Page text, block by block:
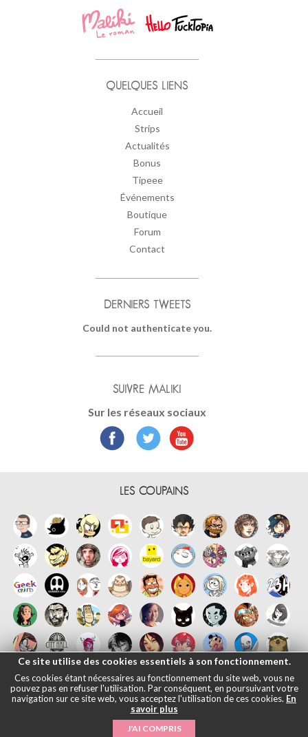
QUELQUES LIENS
Accueil
Strips
Actualités
Bonus
Tipeee
Événements
Boutique
Forum
Contact
DERNIERS TWEETS
Could not authenticate you.
SUIVRE MALIKI
Sur les réseaux sociaux
LES COUPAINS
日本語|Mentions légales
2026
Ce site utilise des cookies essentiels à son fonctionnement.
Ces cookies étant nécessaires au fonctionnement du site web, vous ne
pouvez pas en refuser l'utilisation. Par conséquent, en poursuivant votre
navigation sur ce site web, vous acceptez l'utilisation de ces cookies. En
savoir plus
J'AI COMPRIS